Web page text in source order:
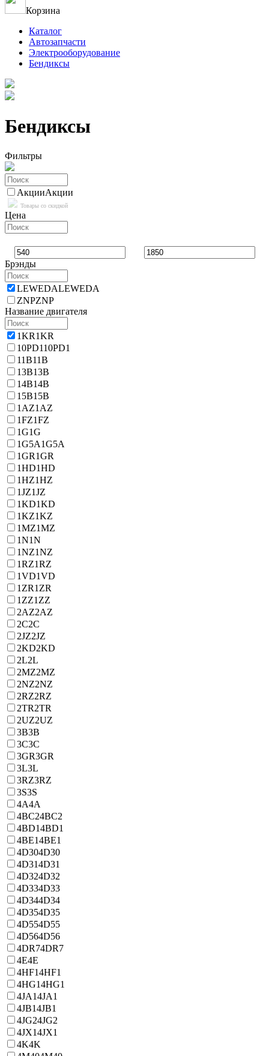
Корзина
Каталог
Автозапчасти
Электрооборудование
Бендиксы
Бендиксы
Фильтры
АкцииАкции
Товары со скидкой
Цена
Брэнды
LEWEDALEWEDA
ZNPZNP
Название двигателя
1KR1KR
10PD110PD1
11B11B
13B13B
14B14B
15B15B
1AZ1AZ
1FZ1FZ
1G1G
1G5A1G5A
1GR1GR
1HD1HD
1HZ1HZ
1JZ1JZ
1KD1KD
1KZ1KZ
1MZ1MZ
1N1N
1NZ1NZ
1RZ1RZ
1VD1VD
1ZR1ZR
1ZZ1ZZ
2AZ2AZ
2C2C
2JZ2JZ
2KD2KD
2L2L
2MZ2MZ
2NZ2NZ
2RZ2RZ
2TR2TR
2UZ2UZ
3B3B
3C3C
3GR3GR
3L3L
3RZ3RZ
3S3S
4A4A
4BC24BC2
4BD14BD1
4BE14BE1
4D304D30
4D314D31
4D324D32
4D334D33
4D344D34
4D354D35
4D554D55
4D564D56
4DR74DR7
4E4E
4HF14HF1
4HG14HG1
4JA14JA1
4JB14JB1
4JG24JG2
4JX14JX1
4K4K